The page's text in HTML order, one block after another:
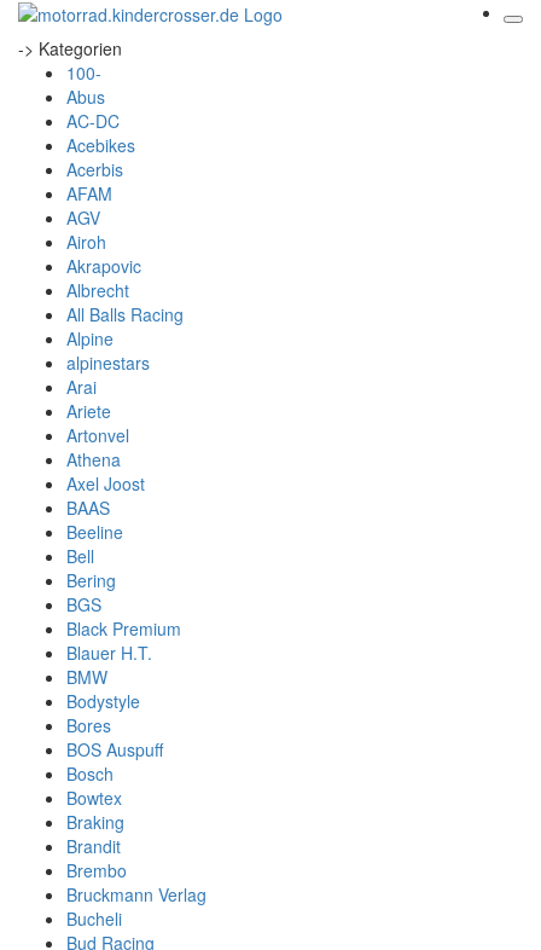
-> Kategorien
100-
Abus
AC-DC
Acebikes
Acerbis
AFAM
AGV
Airoh
Akrapovic
Albrecht
All Balls Racing
Alpine
alpinestars
Arai
Ariete
Artonvel
Athena
Axel Joost
BAAS
Beeline
Bell
Bering
BGS
Black Premium
Blauer H.T.
BMW
Bodystyle
Bores
BOS Auspuff
Bosch
Bowtex
Braking
Brandit
Brembo
Bruckmann Verlag
Bucheli
Bud Racing